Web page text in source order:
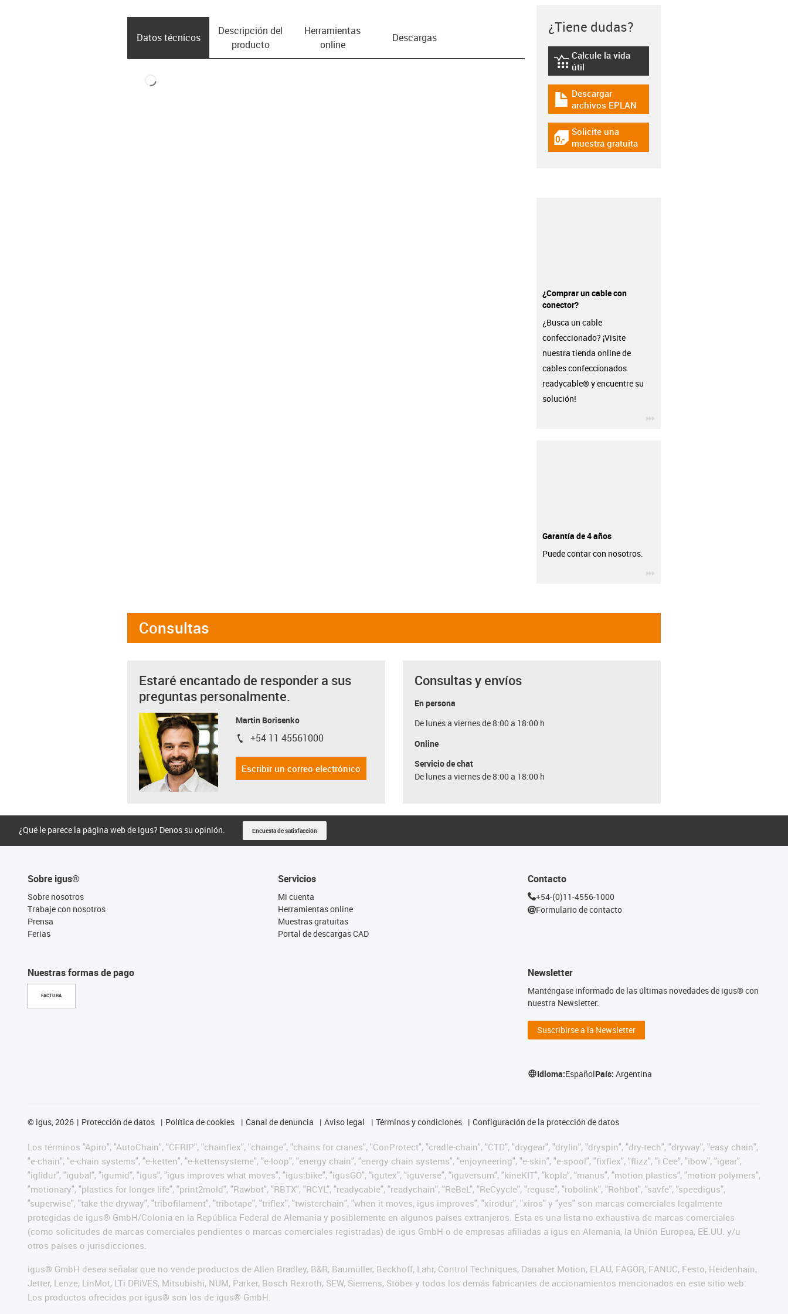
Datos técnicos
Descripción del
producto
Herramientas
online
Descargas
¿Tiene dudas?
igus-icon-lebensdauerrechner
Calcule la vida
útil
igus-icon-download-plan
Descargar
archivos EPLAN
igus-icon-gratismuster
Solicite una
muestra gratuita
¿Comprar un cable con
conector?
¿Busca un cable
confeccionado? ¡Visite
nuestra tienda online de
cables confeccionados
readycable® y encuentre su
solución!
Garantía de 4 años
Puede contar con nosotros.
Consultas
Estaré encantado de responder a sus
preguntas personalmente.
Martin Borisenko
igus-icon-phone
+54 11 45561000
Escribir un correo electrónico
Consultas y envíos
En persona
De lunes a viernes de 8:00 a 18:00 h
Online
Servicio de chat
De lunes a viernes de 8:00 a 18:00 h
¿Qué le parece la página web de igus? Denos su opinión. Encuesta de satisfacción
Sobre igus®
Sobre nosotros
Trabaje con nosotros
Prensa
Ferias
Nuestras formas de pago
FACTURA
Servicios
Mi cuenta
Herramientas online
Muestras gratuitas
Portal de descargas CAD
Contacto
+54-(0)11-4556-1000
Formulario de contacto
Newsletter
Manténgase informado de las últimas novedades de igus® con
nuestra Newsletter.
Suscribirse a la Newsletter
Idioma:EspañolPaís:Argentina
© igus, 2026 Protección de datos Política de cookies Canal de denuncia Aviso legal Términos y condiciones Configuración de la protección de datos
Los términos "Apiro", "AutoChain", "CFRIP", "chainflex", "chainge", "chains for cranes", "ConProtect", "cradle-chain", "CTD", "drygear", "drylin", "dryspin", "dry-tech", "dryway", "easy chain",
"e-chain", "e-chain systems", "e-ketten", "e-kettensysteme", "e-loop", "energy chain", "energy chain systems", "enjoyneering", "e-skin", "e-spool", "fixflex", "flizz", "i.Cee", "ibow", "igear",
"iglidur", "igubal", "igumid", "igus", "igus improves what moves", "igus:bike", "igusGO", "igutex", "iguverse", "iguversum", "kineKIT", "kopla", "manus", "motion plastics", "motion polymers",
"motionary", "plastics for longer life", "print2mold", "Rawbot", "RBTX", "RCYL", "readycable", "readychain", "ReBeL", "ReCyycle", "reguse", "robolink", "Rohbot", "savfe", "speedigus",
"superwise", "take the dryway", "tribofilament", "tribotape", "triflex", "twisterchain", "when it moves, igus improves", "xirodur", "xiros" y "yes" son marcas comerciales legalmente
protegidas de igus® GmbH/Colonia en la República Federal de Alemania y posiblemente en algunos países extranjeros. Esta es una lista no exhaustiva de marcas comerciales
(como solicitudes de marcas comerciales pendientes o marcas comerciales registradas) de igus GmbH o de empresas afiliadas a igus en Alemania, la Unión Europea, EE.UU. y/u
otros países o jurisdicciones.
igus® GmbH desea señalar que no vende productos de Allen Bradley, B&R, Baumüller, Beckhoff, Lahr, Control Techniques, Danaher Motion, ELAU, FAGOR, FANUC, Festo, Heidenhain,
Jetter, Lenze, LinMot, LTi DRiVES, Mitsubishi, NUM, Parker, Bosch Rexroth, SEW, Siemens, Stöber y todos los demás fabricantes de accionamientos mencionados en este sitio web.
Los productos ofrecidos por igus® son los de igus® GmbH.